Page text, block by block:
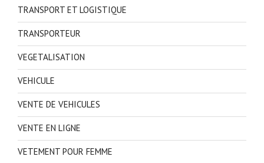
TRANSPORT ET LOGISTIQUE
TRANSPORTEUR
VEGETALISATION
VEHICULE
VENTE DE VEHICULES
VENTE EN LIGNE
VETEMENT POUR FEMME